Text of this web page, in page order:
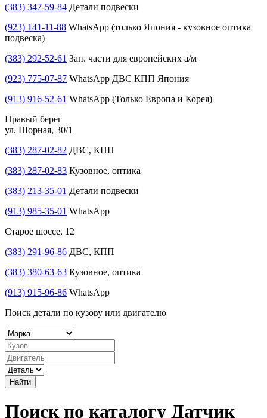
(383) 347-59-84 Детали подвески
(923) 141-11-88 WhatsApp (только Япония - кузовное оптика
подвеска)
(383) 292-52-61 Зап. части для европейских а/м
(923) 775-07-87 WhatsApp ДВС КПП Япония
(913) 916-52-61 WhatsApp (Только Европа и Корея)
Правый берег
ул. Шорная, 30/1
(383) 287-02-82 ДВС, КПП
(383) 287-02-83 Кузовное, оптика
(383) 213-35-01 Детали подвески
(913) 985-35-01 WhatsApp
Старое шоссе, 12
(383) 291-96-86 ДВС, КПП
(383) 380-63-63 Кузовное, оптика
(913) 915-96-86 WhatsApp
Поиск детали по кузову или двигателю
Найти
Поиск по каталогу Датчик